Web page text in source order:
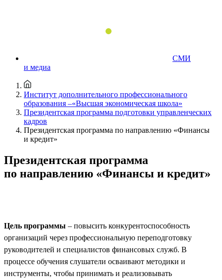
СМИ
и медиа
Институт дополнительного профессионального
образования –«Высшая экономическая школа»
Президентская программа подготовки управленческих
кадров
Президентская программа по направлению «Финансы
и кредит»
Президентская программа
по направлению «Финансы и кредит»
Цель программы – повысить конкурентоспособность
организаций через профессиональную переподготовку
руководителей и специалистов финансовых служб. В
процессе обучения слушатели осваивают методики и
инструменты, чтобы принимать и реализовывать